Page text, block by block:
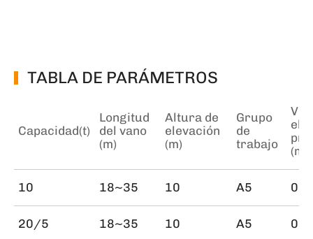
TABLA DE PARÁMETROS
Capacidad(t)
Longitud
del vano
(m)
Altura de
elevación
(m)
Grupo
de
trabajo
(m/
10 18~35 10 A5
20/5 18~35 10 A5